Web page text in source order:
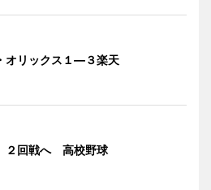
オリックス１―３楽天
２回戦へ 高校野球